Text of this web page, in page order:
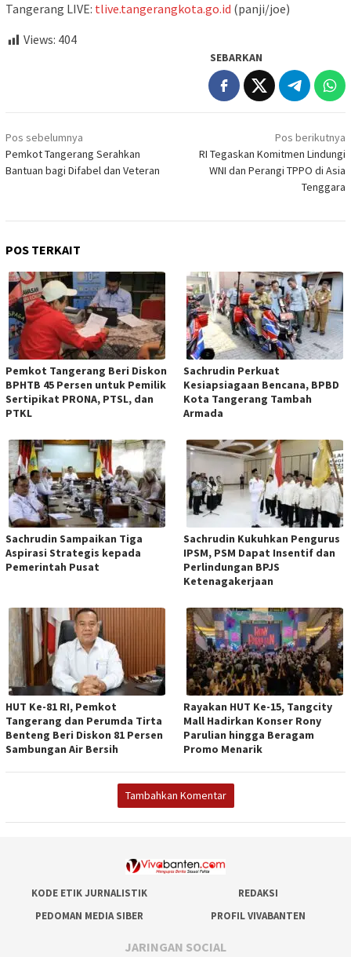
Tangerang LIVE: tlive.tangerangkota.go.id (panji/joe)
Views: 404
SEBARKAN
Navigasi
pos
Pos sebelumnya
Pemkot Tangerang Serahkan
Bantuan bagi Difabel dan Veteran
Pos berikutnya
RI Tegaskan Komitmen Lindungi
WNI dan Perangi TPPO di Asia
Tenggara
POS TERKAIT
Pemkot Tangerang Beri Diskon
BPHTB 45 Persen untuk Pemilik
Sertipikat PRONA, PTSL, dan
PTKL
Sachrudin Perkuat
Kesiapsiagaan Bencana, BPBD
Kota Tangerang Tambah
Armada
Sachrudin Sampaikan Tiga
Aspirasi Strategis kepada
Pemerintah Pusat
Sachrudin Kukuhkan Pengurus
IPSM, PSM Dapat Insentif dan
Perlindungan BPJS
Ketenagakerjaan
HUT Ke-81 RI, Pemkot
Tangerang dan Perumda Tirta
Benteng Beri Diskon 81 Persen
Sambungan Air Bersih
Rayakan HUT Ke-15, Tangcity
Mall Hadirkan Konser Rony
Parulian hingga Beragam
Promo Menarik
Tambahkan Komentar
KODE ETIK JURNALISTIK
REDAKSI
PEDOMAN MEDIA SIBER
PROFIL VIVABANTEN
JARINGAN SOCIAL